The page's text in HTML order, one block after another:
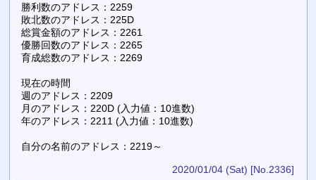
勝利数のアドレス：2259
敗北数のアドレス：225D
総賞金額のアドレス：2261
優勝回数のアドレス：2265
育成総数のアドレス：2269
現在の時間
週のアドレス：2209
月のアドレス：220D (入力値：10進数)
年のアドレス：2211 (入力値：10進数)
自分の名前のアドレス：2219～
2020/01/04 (Sat) [No.2336]